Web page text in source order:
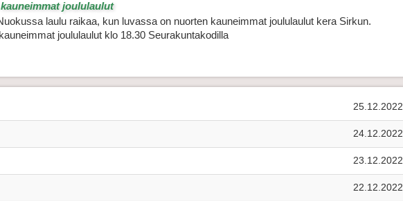
joululaulut
laulu raikaa, kun luvassa on nuorten kauneimmat joululaulut kera Sirkun.
joululaulut klo 18.30 Seurakuntakodilla
25.12.2022
24.12.2022
23.12.2022
22.12.2022